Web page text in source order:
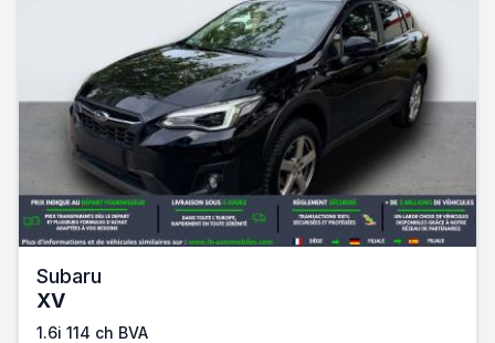
Subaru
XV
1.6i 114 ch BVA